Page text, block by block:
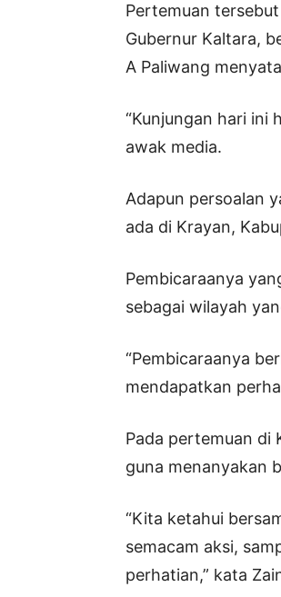
Pertemuan
Gubernur Kaltara,
A Paliwang
“Kunjungan hari ini
awak media.
Adapun persoalan
ada di Krayan,
Pembicaraanya
sebagai wilayah
“Pembicaraanya
mendapatkan
Pada pertemuan di
guna menanyakan
“Kita ketahui
semacam aksi,
perhatian,” kata